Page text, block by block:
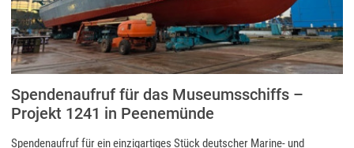
Spendenaufruf für das Museumsschiffs –
Projekt 1241 in Peenemünde
Spendenaufruf für ein einzigartiges Stück deutscher Marine- und